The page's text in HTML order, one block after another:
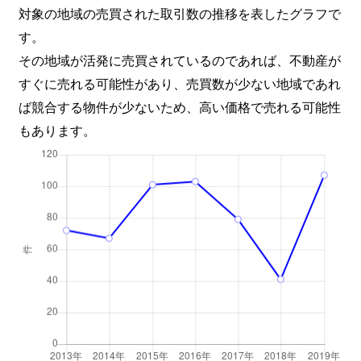
対象の地域の売買された取引数の推移を表したグラフで
す。
その地域が活発に売買されているのであれば、不動産が
すぐに売れる可能性があり、売買数が少ない地域であれ
ば競合する物件が少ないため、高い価格で売れる可能性
もあります。